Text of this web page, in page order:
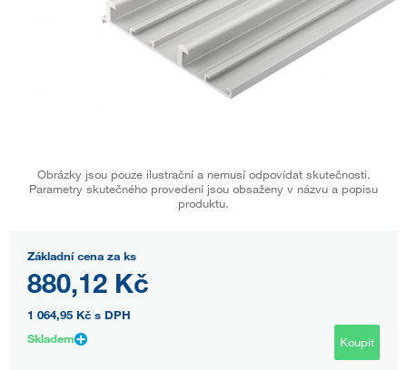
Obrázky jsou pouze ilustrační a nemusí odpovídat skutečnosti.
Parametry skutečného provedení jsou obsaženy v názvu a popisu
produktu.
Základní cena za ks
880,12 Kč
1 064,95 Kč s DPH
Skladem
Koupit